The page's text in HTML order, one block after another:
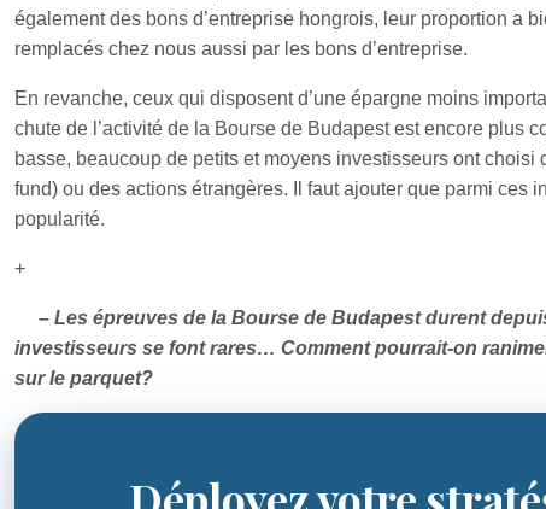
également des bons d’entreprise hongrois, leur proportion a
remplacés chez nous aussi par les bons d’entreprise.
En revanche, ceux qui disposent d’une épargne moins
chute de l’activité de la Bourse de Budapest est encore plus
basse, beaucoup de petits et moyens investisseurs ont
fund) ou des actions étrangères. Il faut ajouter que parmi ces
popularité.
+
– Les épreuves de la Bourse de Budapest durent
investisseurs se font rares… Comment pourrait-on
sur le parquet?